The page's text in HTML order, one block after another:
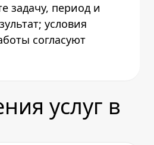
задачу, период и
условия
согласуют
услуг в